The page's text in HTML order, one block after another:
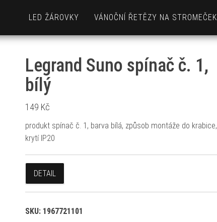
LED ŽÁROVKY VÁNOČNÍ ŘETĚZY NA STROMEČEK
Legrand Suno spínač č. 1,
bílý
149 Kč
produkt spínač č. 1, barva bílá, způsob montáže do krabice,
krytí IP20
DETAIL
SKU: 1967721101